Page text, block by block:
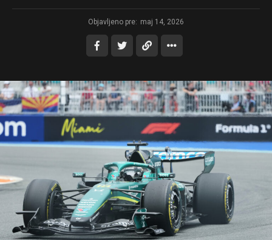
Objavljeno pre: maj 14, 2026